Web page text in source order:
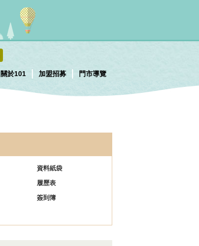
關於101 加盟招募 門市導覽
資料紙袋
履歷表
簽到簿